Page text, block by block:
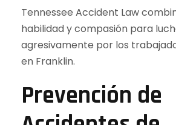
Tennessee Accident Law
habilidad y compasión para
agresivamente por los
en Franklin.
Prevención de